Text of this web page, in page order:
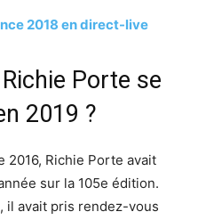
2018 en direct-live
Porte se
2019 ?
2016, Richie Porte avait
sur la 105e édition.
il avait pris rendez-vous